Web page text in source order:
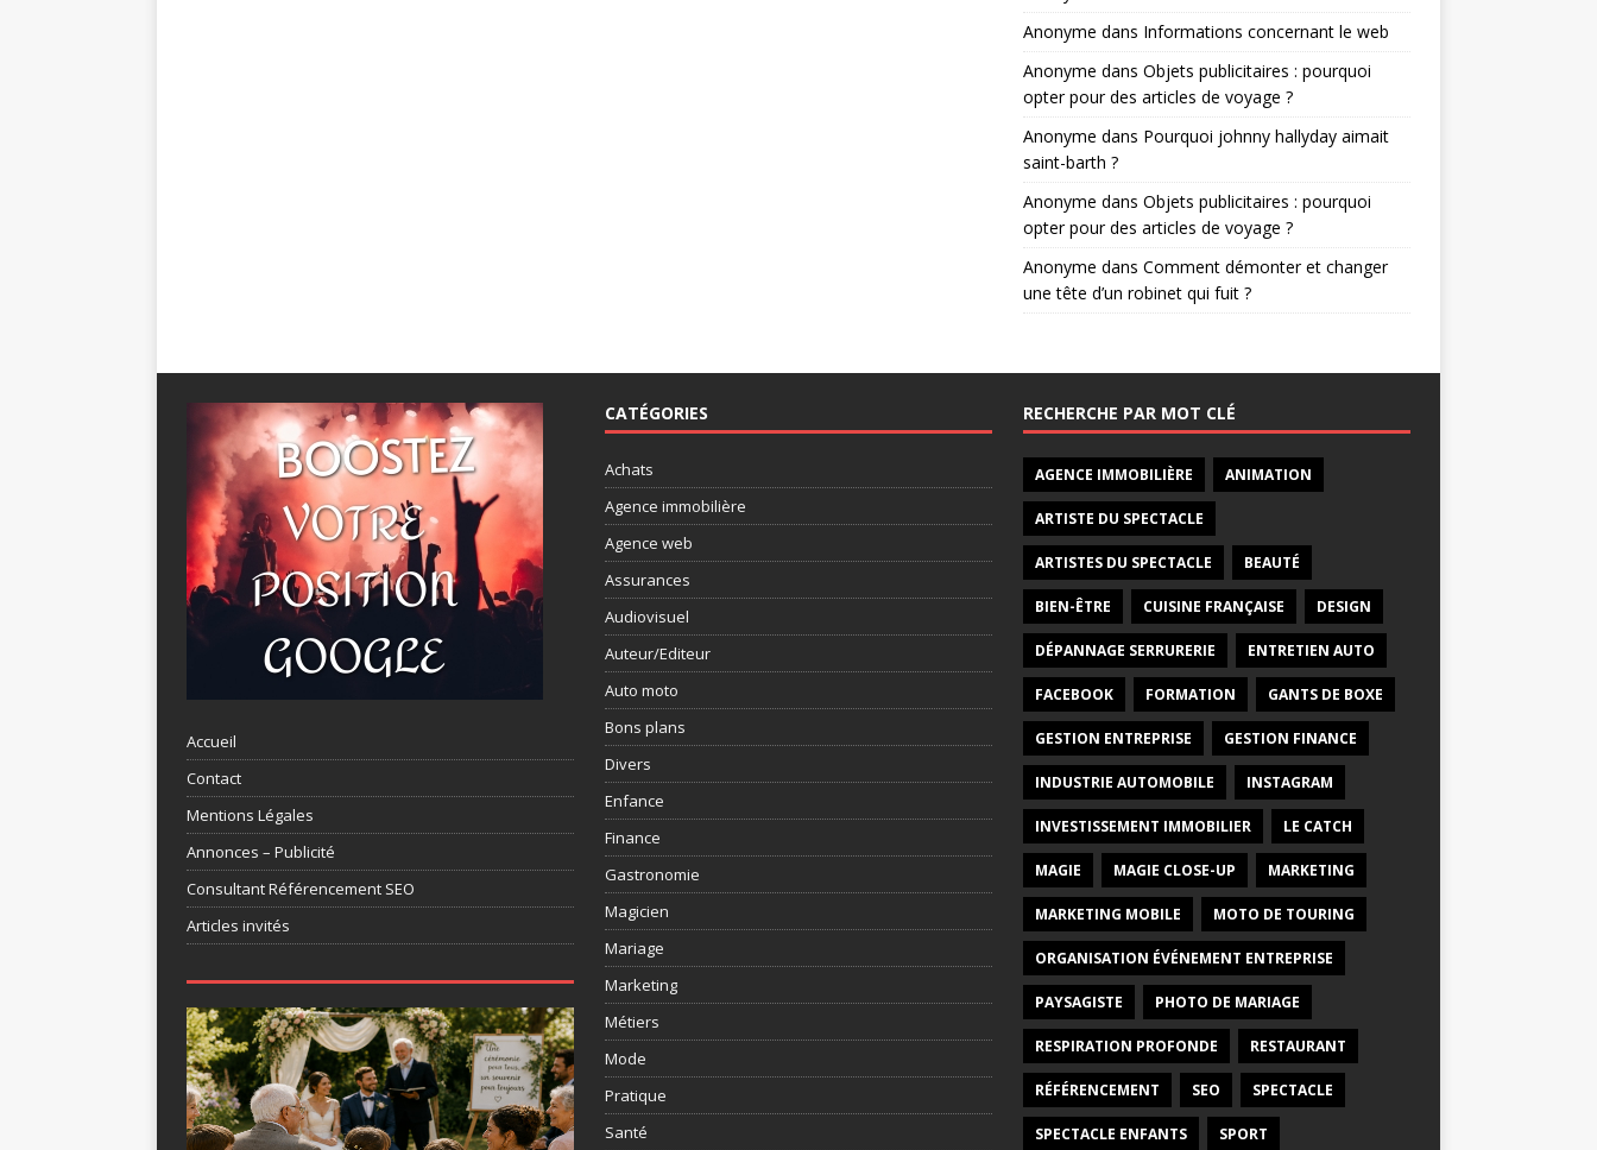
Anonyme dans Informations concernant le web
Anonyme dans Objets publicitaires : pourquoi
opter pour des articles de voyage ?
Anonyme dans Pourquoi johnny hallyday aimait
saint-barth ?
Anonyme dans Objets publicitaires : pourquoi
opter pour des articles de voyage ?
Anonyme dans Comment démonter et changer
une tête d’un robinet qui fuit ?
Accueil
Contact
Mentions Légales
Annonces – Publicité
Consultant Référencement SEO
Articles invités
CATÉGORIES
Achats
Agence immobilière
Agence web
Assurances
Audiovisuel
Auteur/Editeur
Auto moto
Bons plans
Divers
Enfance
Finance
Gastronomie
Magicien
Mariage
Marketing
Métiers
Mode
Pratique
Santé
RECHERCHE PAR MOT CLÉ
AGENCE IMMOBILIÈRE ANIMATION
ARTISTE DU SPECTACLE
ARTISTES DU SPECTACLE BEAUTÉ
BIEN-ÊTRE CUISINE FRANÇAISE DESIGN
DÉPANNAGE SERRURERIE ENTRETIEN AUTO
FACEBOOK FORMATION GANTS DE BOXE
GESTION ENTREPRISE GESTION FINANCE
INDUSTRIE AUTOMOBILE INSTAGRAM
INVESTISSEMENT IMMOBILIER LE CATCH
MAGIE MAGIE CLOSE-UP MARKETING
MARKETING MOBILE MOTO DE TOURING
ORGANISATION ÉVÉNEMENT ENTREPRISE
PAYSAGISTE PHOTO DE MARIAGE
RESPIRATION PROFONDE RESTAURANT
RÉFÉRENCEMENT SEO SPECTACLE
SPECTACLE ENFANTS SPORT